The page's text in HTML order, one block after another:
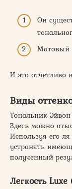
Он
Матовый
И это отчетливо
Виды
Тональник
Здесь можно
Используя его
устранять
полученный
Легкость